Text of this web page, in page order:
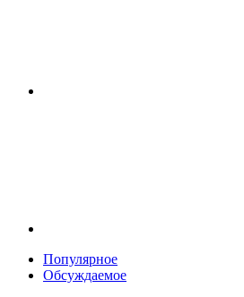
Популярное
Обсуждаемое